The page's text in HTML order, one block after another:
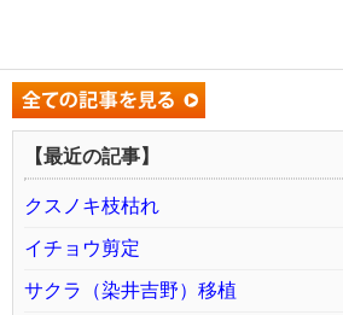
【最近の記事】
クスノキ枝枯れ
イチョウ剪定
サクラ（染井吉野）移植